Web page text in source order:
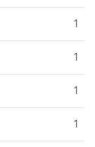
1
1
1
1